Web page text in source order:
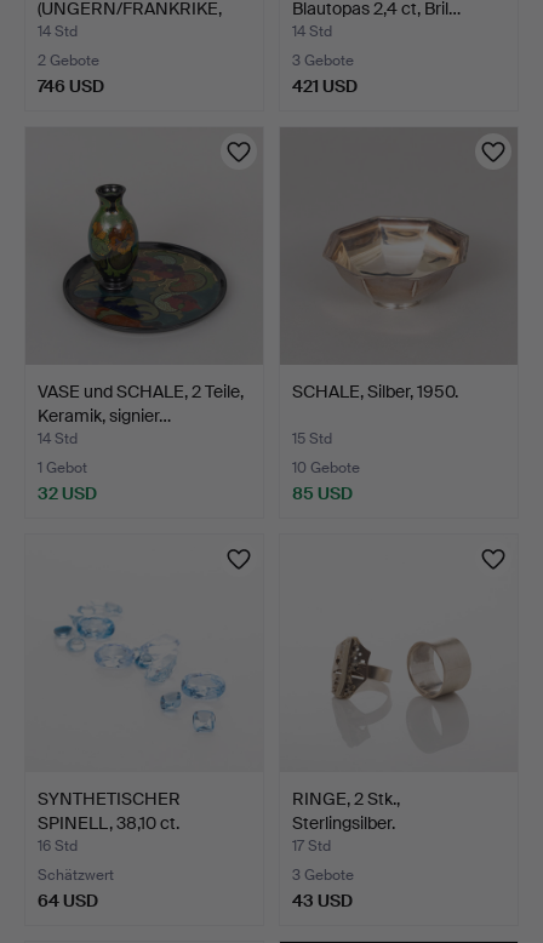
(UNGERN/FRANKRIKE,
1912-1987…
14 Std
2 Gebote
746 USD
Blautopas 2,4 ct, Bril…
14 Std
3 Gebote
421 USD
VASE und SCHALE, 2 Teile,
Keramik, signier…
14 Std
1 Gebot
32 USD
SCHALE, Silber, 1950.
15 Std
10 Gebote
85 USD
SYNTHETISCHER
SPINELL, 38,10 ct.
16 Std
Schätzwert
64 USD
RINGE, 2 Stk.,
Sterlingsilber.
17 Std
3 Gebote
43 USD